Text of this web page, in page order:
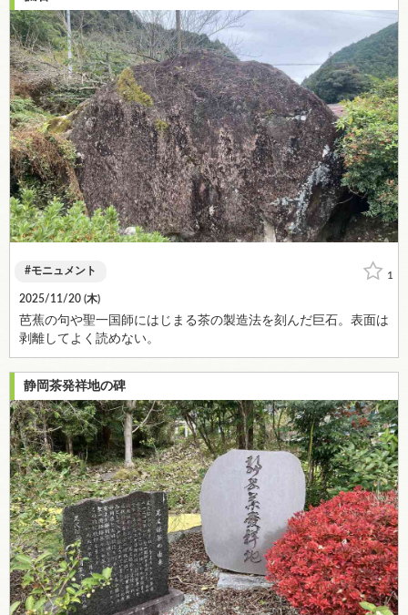
1
モニュメント
2025/11/20 (木)
芭蕉の句や聖一国師にはじまる茶の製造法を刻んだ巨石。表面は
剥離してよく読めない。
静岡茶発祥地の碑